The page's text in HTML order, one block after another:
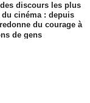
discours les plus
cinéma : depuis
du courage à
de gens